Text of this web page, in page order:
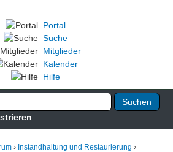
Portal
Suche
Mitglieder
Kalender
Hilfe
› Instandhaltung und Restaurierung ›